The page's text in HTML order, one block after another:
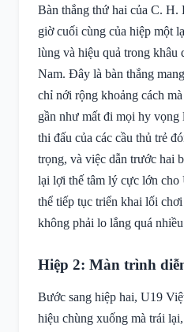
Bàn thắng thứ hai của C. H.
giờ cuối cùng của hiệp một
lùng và hiệu quả trong khâu
Nam. Đây là bàn thắng
chỉ nới rộng khoảng cách
gần như mất đi mọi hy
thi đấu của các cầu thủ trẻ
trọng, và việc dẫn trước hai
lại lợi thế tâm lý cực lớn
thể tiếp tục triển khai lối
không phải lo lắng quá
Hiệp 2: Màn trình
Bước sang hiệp hai, U19
hiệu chùng xuống mà trái